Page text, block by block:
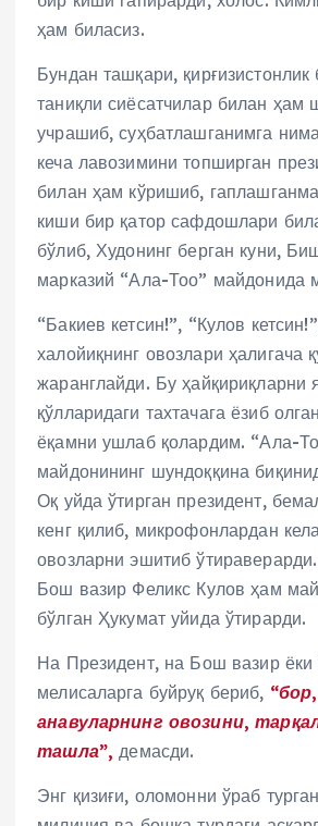
ҳам биласиз.
Бундан ташқари, қирғизистонлик
таниқли сиёсатчилар билан ҳам
учрашиб, суҳбатлашганимга
кеча лавозимини топширган
билан ҳам кўришиб,
киши бир қатор сафдошлари
бўлиб, Худонинг берган куни,
марказий “Ала-Тоо” майдонида
“Бакиев кетсин!”, “Кулов
халойиқнинг овозлари ҳалигача
жаранглайди. Бу ҳайқириқларни
қўлларидаги тахтачага ёзиб
ёқамни ушлаб қолардим. “Ала-
майдонининг шундоққина
Оқ уйда ўтирган президент,
кенг қилиб, микрофонлардан
овозларни эшитиб
Бош вазир Феликс Кулов ҳам
бўлган Ҳукумат уйида ўтирарди.
На Президент, на Бош вазир ёки
мелисаларга буйруқ бериб,
анавуларнинг овозини,
ташла”,демасди.
Энг қизиғи, оломонни ўраб